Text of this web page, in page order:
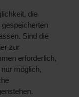
die
Sind die
zur
erforderlich,
möglich,